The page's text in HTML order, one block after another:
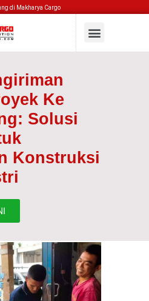
di Makharya Cargo
Ke
Solusi
Konstruksi